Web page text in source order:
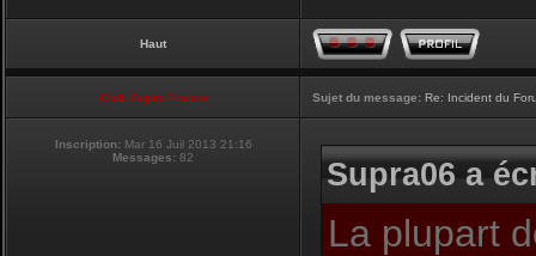
Haut
Club Supra France Sujet du message: Re: Incident du
Inscription: Mar 16 Juil 2013 21:16
Messages: 82 Supra06 a
La plupart